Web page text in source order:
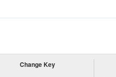
Change Key